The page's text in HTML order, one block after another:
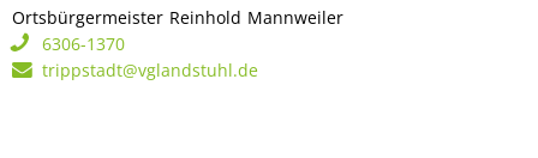
Ortsbürgermeister Reinhold Mannweiler
6306-1370
trippstadt@vglandstuhl.de